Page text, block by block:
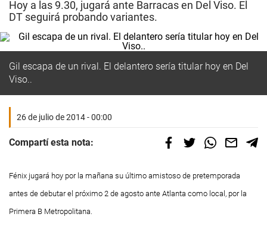
Hoy a las 9.30, jugará ante Barracas en Del Viso. El
DT seguirá probando variantes.
Gil escapa de un rival. El delantero sería titular hoy en Del
Viso..
26 de julio de 2014 - 00:00
Compartí esta nota:
Fénix jugará hoy por la mañana su último amistoso de pretemporada
antes de debutar el próximo 2 de agosto ante Atlanta como local, por la
Primera B Metropolitana.